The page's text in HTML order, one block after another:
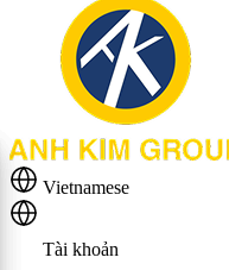
Vietnamese
Tài khoản